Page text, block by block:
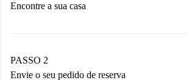
Encontre a sua casa
Você tem todas as informações
antecipadamente.
PASSO 2
Envie o seu pedido de reserva